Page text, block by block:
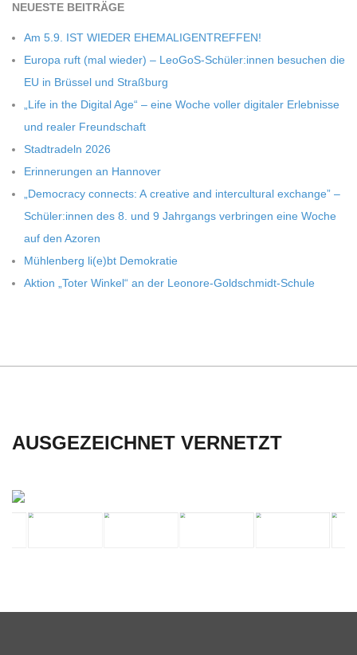
H
M
I
D
T
-
S
H
L
E
NEU­ESTE BEITRÄGE
Am 5.9. IST WIEDER EHEMALIGENTREFFEN!
Europa ruft (mal wie­der) – LeoGoS-Schüler:innen besu­chen die
EU in Brüs­sel und Straßburg
„Life in the Digi­tal Age“ – eine Woche vol­ler digi­ta­ler Erleb­nisse
und rea­ler Freundschaft
Stadt­ra­deln 2026
Erin­ne­run­gen an Hannover
„Demo­cracy con­nects: A crea­tive and inter­cul­tu­ral exch­ange” –
Schüler:innen des 8. und 9 Jahr­gangs ver­brin­gen eine Woche
auf den Azoren
Müh­len­berg li(e)bt Demokratie
Aktion „Toter Win­kel“ an der Leonore-Goldschmidt-Schule
AUSGEZEICHNET VERNETZT